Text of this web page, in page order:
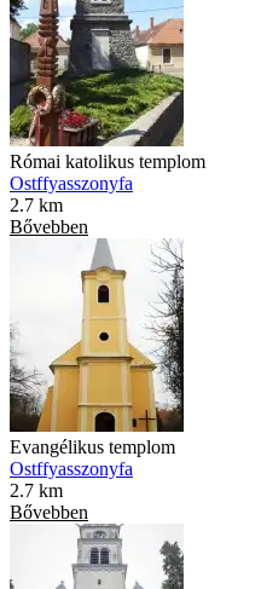
Római katolikus templom
Ostffyasszonyfa
2.7 km
Bővebben
Evangélikus templom
Ostffyasszonyfa
2.7 km
Bővebben